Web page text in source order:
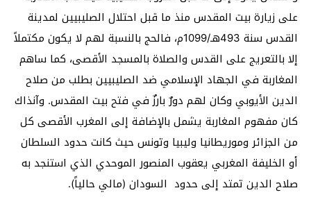
على زيارة بيت المقدس منذ ما قبل احتلال الصليبيين لمدينة
القدس سنة 493هـ/1099م، فالحج بالنسبة لهم لا يكون مكتملاً
إلا بالتعريج على القدس والصلاة بالمسجد الأقصى، كما ساهم
المغاربة في الجهاد الإسلامي ضد الصليبيين بطلب من صلاح
الدين الأيوبي وكان لهم دورٌ بارزٌ في فتح بيت المقدس. وآنذاك
كان مفهوم المغاربة يشمل بالإضافة إلى المغرب الأقصى كل
من الجزائر وموريطانيا وليبيا وتونس حيث كانت حدود السلطان
أو الخليفة المغربي يعقوب المنصور الموحدي الذي استنجد به
صلاح الدين تمتد إلى حدود السودان (مالي حالياً).